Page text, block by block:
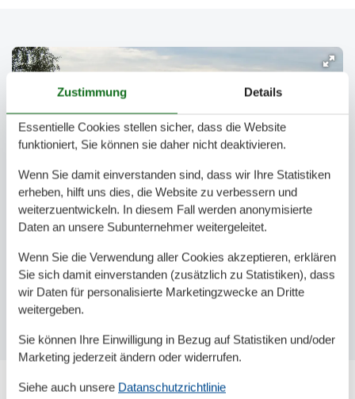
Zustimmung Details
Essentielle Cookies stellen sicher, dass die Website
funktioniert, Sie können sie daher nicht deaktivieren.
Wenn Sie damit einverstanden sind, dass wir Ihre Statistiken
erheben, hilft uns dies, die Website zu verbessern und
weiterzuentwickeln. In diesem Fall werden anonymisierte
Daten an unsere Subunternehmer weitergeleitet.
Wenn Sie die Verwendung aller Cookies akzeptieren, erklären
Sie sich damit einverstanden (zusätzlich zu Statistiken), dass
wir Daten für personalisierte Marketingzwecke an Dritte
weitergeben.
Sie können Ihre Einwilligung in Bezug auf Statistiken und/oder
Marketing jederzeit ändern oder widerrufen.
Siehe auch unsere Datanschutzrichtlinie